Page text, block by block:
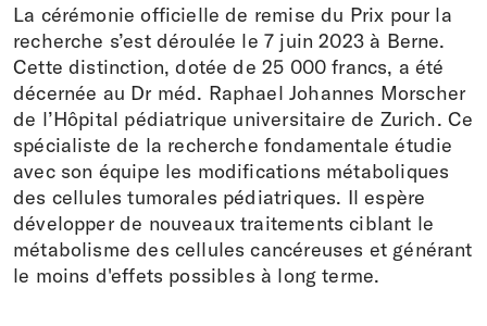
La cérémonie officielle de remise du Prix pour la
recherche s’est déroulée le 7 juin 2023 à Berne.
Cette distinction, dotée de 25 000 francs, a été
décernée au Dr méd. Raphael Johannes Morscher
de l’Hôpital pédiatrique universitaire de Zurich. Ce
spécialiste de la recherche fondamentale étudie
avec son équipe les modifications métaboliques
des cellules tumorales pédiatriques. Il espère
développer de nouveaux traitements ciblant le
métabolisme des cellules cancéreuses et générant
le moins d'effets possibles à long terme.